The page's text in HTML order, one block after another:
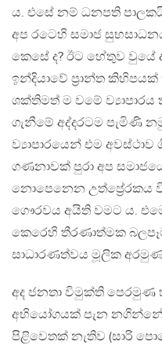
ය. එසේ නම් ධනපති
අප රටෙහි සමාජ
කෙසේ ද? ඊට හේතුව වුයේ
ඉන්දියාවේ ප්‍රාන්ත
ශක්තිමත් ම වමේ
ගැනීමේ අද්දරටම පැමිණි
ව්‍යාපාරයෙන් එම
ගණනාවක් පුරා අප
නොපෙනෙන උත්ප්‍රේරකය
ගෞරවය අයිති වමට ය.
කෙරෙහි තීරණාත්මක
සාධාරණත්වය මූලික
අද ජනතා විමුක්ති
අභියෝගයක් පැන නගින්නේ
පිළිවෙතක් නැතිව (සාරි